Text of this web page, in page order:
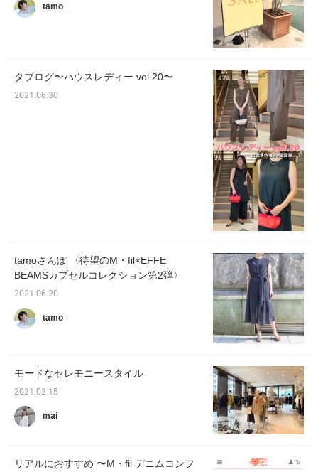
tamo
タブログ〜ハウスレディー vol.20〜
2021.06.30
tamoさんぽ 〈待望のM・fil×EFFE
BEAMSカプセルコレクション第2弾〉
2021.06.20
tamo
モードなセレモニースタイル
2021.02.15
mai
リアルにおすすめ 〜M・fil デニムコンフ